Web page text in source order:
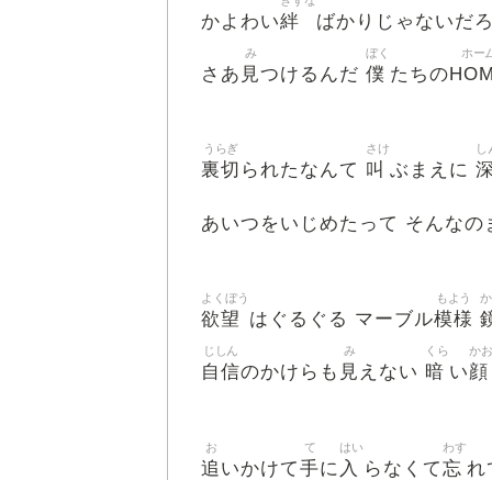
かよわい絆 ばかりじゃないだ
さあ 見
み
つけるんだ 僕
ぼく
たちの
ホー
裏切
うらぎ
られたなんて 叫
さけ
ぶまえに
あいつをいじめたって そんな
欲望
よくぼう
はぐるぐる マーブル模様
もよう
自信
じしん
のかけらも 見
み
えない 暗
くら
い顔
かお
追
お
いかけて手
て
に 入
はい
らなくて忘
わす